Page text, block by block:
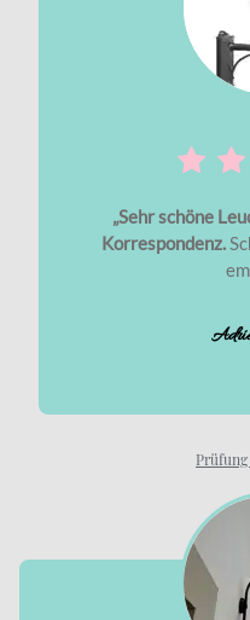
„Sehr schöne
Korrespondenz.